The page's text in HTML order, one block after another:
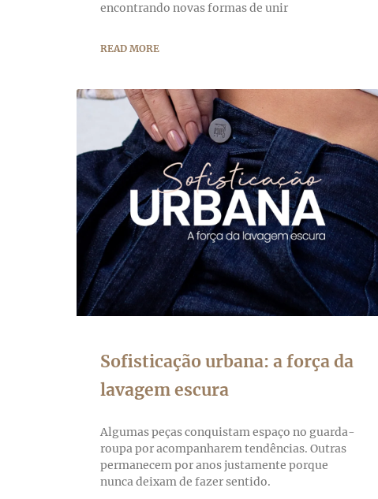
encontrando novas formas de unir
READ MORE
Sofisticação urbana: a força da
lavagem escura
Algumas peças conquistam espaço no guarda-
roupa por acompanharem tendências. Outras
permanecem por anos justamente porque
nunca deixam de fazer sentido.